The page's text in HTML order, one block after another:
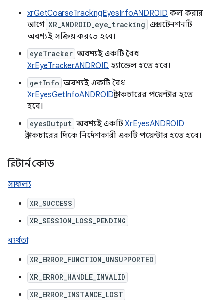
xrGetCoarseTrackingEyesInfoANDROID কল করার
আগে XR_ANDROID_eye_tracking এক্সটেনশনটি
অবশ্যই সক্রিয় করতে হবে।
eyeTracker অবশ্যই একটি বৈধ
XrEyeTrackerANDROID হ্যান্ডেল হতে হবে।
getInfo অবশ্যই একটি বৈধ
XrEyesGetInfoANDROIDস্ট্রাকচারের পয়েন্টার হতে
হবে।
eyesOutput অবশ্যই একটি XrEyesANDROID
স্ট্রাকচারের দিকে নির্দেশকারী একটি পয়েন্টার হতে হবে।
রিটার্ন কোড
সাফল্য
XR_SUCCESS
XR_SESSION_LOSS_PENDING
ব্যর্থতা
XR_ERROR_FUNCTION_UNSUPPORTED
XR_ERROR_HANDLE_INVALID
XR_ERROR_INSTANCE_LOST